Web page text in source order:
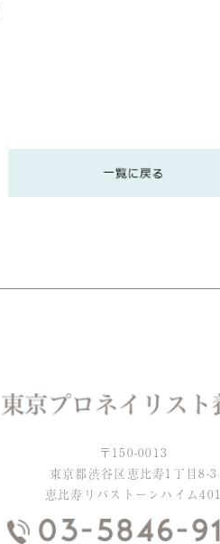
〒150-0013
東京都渋谷区恵比寿1丁目8-3
恵比寿リバストーンハイム401